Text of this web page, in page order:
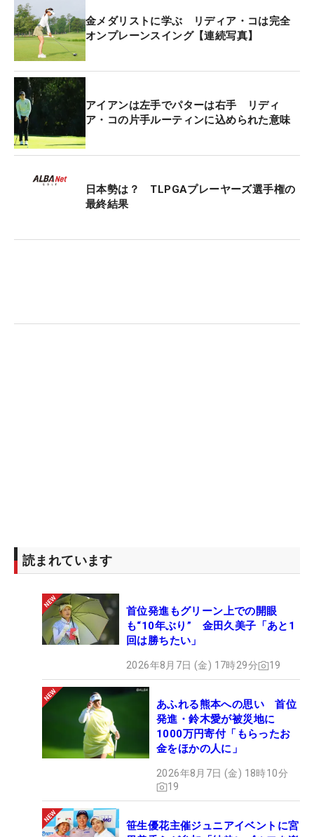
応援する子どもたちの姿が微笑ましかった。コを見
つけると走って近くに行きエールを送ったり、スタ
ートホールでは真剣な眼差しで見守っていたり、蒸
し暑いなかで顔を火照らせながらも帯同する姿はた
くましく、コへの愛で溢れていた。
そんな子どもたちの姿にコはパワーをもらってい
た。「ここでは良いときもあれば、あまり良いプレ
ーができないときもある。でも、私が1番でも、10
番でも、何時にティオフしても、彼女たちはいつも
私のために来てくれる。楽しい1週間で、自分自身
金メダリストに学ぶ リディア・コは完全
オンプレーンスイング【連続写真】
アイアンは左手でパターは右手 リディ
ア・コの片手ルーティンに込められた意味
日本勢は？ TLPGAプレーヤーズ選手権の
最終結果
読まれています
首位発進もグリーン上での開眼
も“10年ぶり” 金田久美子「あと1
回は勝ちたい」
2026年8月7日 (金) 17時29分 19
あふれる熊本への思い 首位
発進・鈴木愛が被災地に
1000万円寄付「もらったお
金をほかの人に」
2026年8月7日 (金) 18時10分
19
笹生優花主催ジュニアイベントに宮